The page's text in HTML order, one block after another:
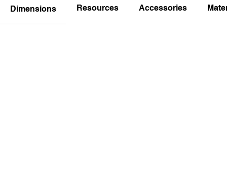
Dimensions Resources Accessories